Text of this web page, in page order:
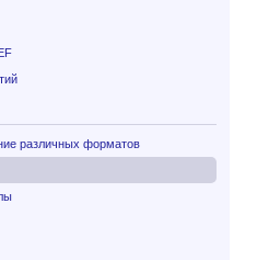
различных форматов